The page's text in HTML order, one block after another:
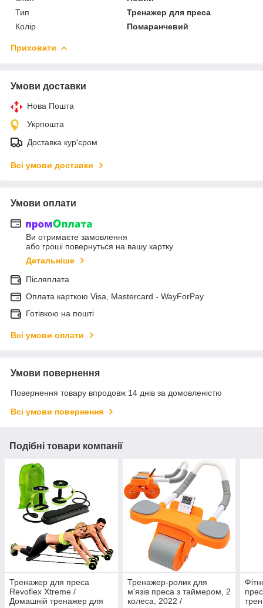
Тип
Тренажер для преса
Колір
Помаранчевий
Приховати
Умови доставки
Нова Пошта
Укрпошта
Доставка кур'єром
Всі умови доставки
Умови оплати
Ви отримаєте замовлення
або гроші повернуться на вашу картку
Детальніше
Післяплата
Оплата карткою Visa, Mastercard - WayForPay
Готівкою на пошті
Всі умови оплати
Умови повернення
Повернення товару впродовж 14 днів за домовленістю
Всі умови повернення
Подібні товари компанії
Тренажер для преса
Revoflex Xtreme /
Домашній тренажер для
Тренажер-ролик для
м'язів преса з таймером, 2
колеса, 2022 /